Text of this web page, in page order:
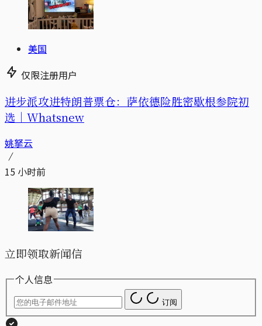
美国
仅限注册用户
进步派攻进特朗普票仓：萨依德险胜密歇根参院初
选｜Whatsnew
姚拏云
15 小时前
立即领取新闻信
个人信息
订阅